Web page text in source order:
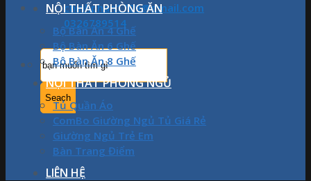
chinhphan1709@gmail.com
0326789514
NỘI THẤT PHÒNG ĂN
Bộ Bàn Ăn 4 Ghế
Bộ Bàn Ăn 6 Ghế
Bộ Bàn Ăn 8 Ghế
NỘI THẤT PHÒNG NGỦ
Tủ Quần Áo
ComBo Giường Ngủ Tủ Giá Rẻ
Giường Ngủ Trẻ Em
Bàn Trang Điểm
LIÊN HỆ